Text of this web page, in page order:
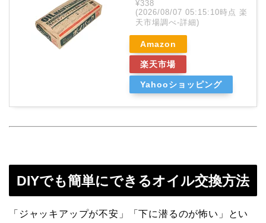
¥338
(2026/08/07 05:15:10時点 楽
天市場調べ-詳細)
Amazon
楽天市場
Yahooショッピング
DIYでも簡単にできるオイル交換方法
「ジャッキアップが不安」「下に潜るのが怖い」とい